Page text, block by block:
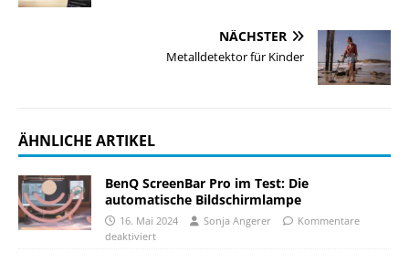
NÄCHSTER
Metalldetektor für Kinder
ÄHNLICHE ARTIKEL
BenQ ScreenBar Pro im Test: Die
automatische Bildschirmlampe
16. Mai 2024 Sonja Angerer
Kommentare
deaktiviert